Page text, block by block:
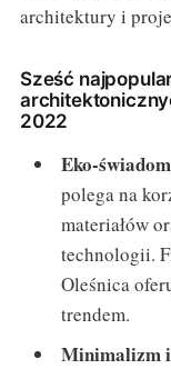
architektury i
Sześć
2022
Eko-
polega na
materiałów
technologii.
Oleśnica
trendem.
Minimalizm